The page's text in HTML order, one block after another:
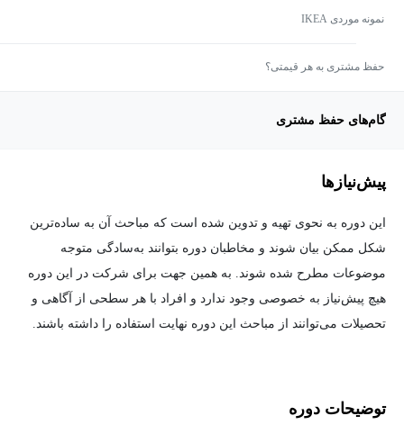
نمونه موردی IKEA
حفظ مشتری به هر قیمتی؟
گام‌های حفظ مشتری
پیش‌نیاز‌ها
این دوره به نحوی تهیه و تدوین شده است که مباحث آن به ساده‌ترین
شکل ممکن بیان شوند و مخاطبان دوره بتوانند به‌سادگی متوجه
موضوعات مطرح شده شوند. به همین جهت برای شرکت در این دوره
هیچ پیش‌نیاز به خصوصی وجود ندارد و افراد با هر سطحی از آگاهی و
تحصیلات می‌توانند از مباحث این دوره نهایت استفاده را داشته باشند.
توضیحات دوره